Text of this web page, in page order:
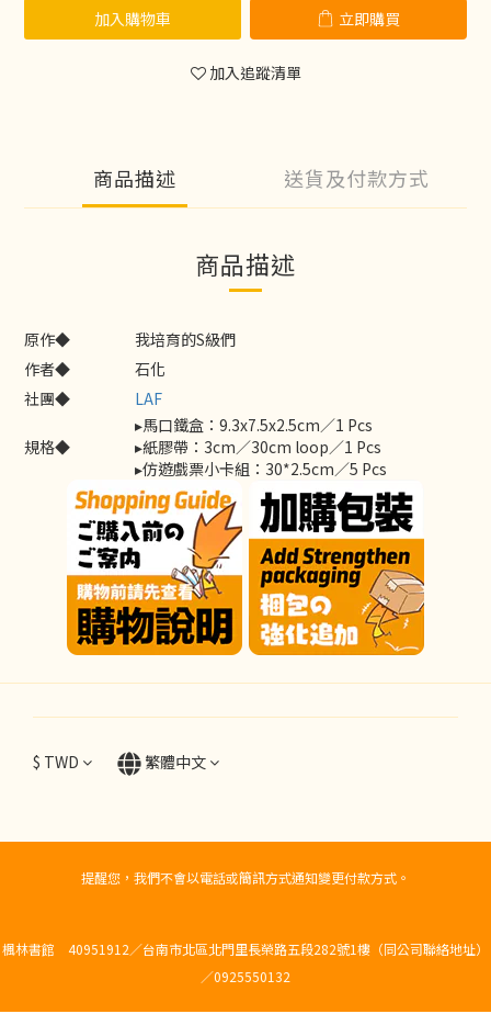
加入購物車 立即購買
加入追蹤清單
商品描述 送貨及付款方式
商品描述
原作◆
我培育的S級們
作者◆
石化
社團◆
LAF
規格◆
▸馬口鐵盒：9.3x7.5x2.5cm／1 Pcs
▸紙膠帶：3cm／30cm loop／1 Pcs
▸仿遊戲票小卡組：30*2.5cm／5 Pcs
$ TWD 繁體中文
提醒您，我們不會以電話或簡訊方式通知變更付款方式。
楓林書館 40951912／台南市北區北門里長榮路五段282號1樓（同公司聯絡地址）
／0925550132